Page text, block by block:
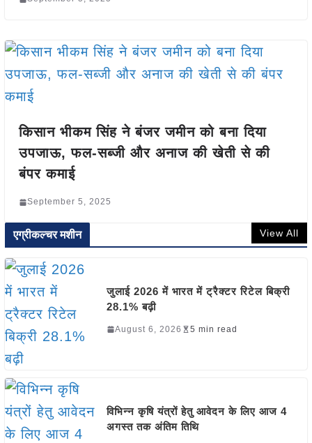
किसान भीकम सिंह ने बंजर जमीन को बना दिया
उपजाऊ, फल-सब्जी और अनाज की खेती से की
बंपर कमाई
September 5, 2025
एग्रीकल्चर मशीन View All
जुलाई 2026 में भारत में ट्रैक्टर रिटेल बिक्री
28.1% बढ़ी
August 6, 2026 5 min read
विभिन्न कृषि यंत्रों हेतु आवेदन के लिए आज 4
अगस्त तक अंतिम तिथि